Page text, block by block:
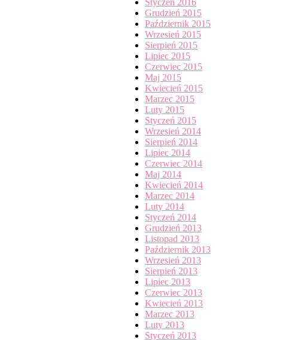
Grudzień 2015
Październik 2015
Wrzesień 2015
Sierpień 2015
Lipiec 2015
Czerwiec 2015
Maj 2015
Kwiecień 2015
Marzec 2015
Luty 2015
Styczeń 2015
Wrzesień 2014
Sierpień 2014
Lipiec 2014
Czerwiec 2014
Maj 2014
Kwiecień 2014
Marzec 2014
Luty 2014
Styczeń 2014
Grudzień 2013
Listopad 2013
Październik 2013
Wrzesień 2013
Sierpień 2013
Lipiec 2013
Czerwiec 2013
Kwiecień 2013
Marzec 2013
Luty 2013
Styczeń 2013